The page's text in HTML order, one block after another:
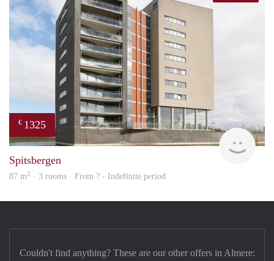
€ 1325
Spitsbergen
87 m2 · 3 rooms · From ? - Indefinite period
Couldn't find anything? These are our other offers in Almere: